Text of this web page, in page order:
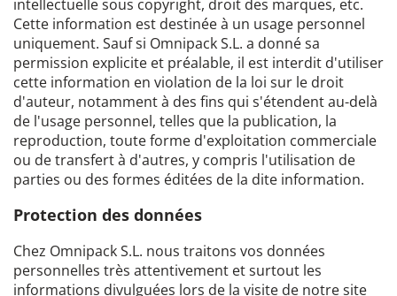
intellectuelle sous copyright, droit des marques, etc.
Cette information est destinée à un usage personnel
uniquement. Sauf si Omnipack S.L. a donné sa
permission explicite et préalable, il est interdit d'utiliser
cette information en violation de la loi sur le droit
d'auteur, notamment à des fins qui s'étendent au-delà
de l'usage personnel, telles que la publication, la
reproduction, toute forme d'exploitation commerciale
ou de transfert à d'autres, y compris l'utilisation de
parties ou des formes éditées de la dite information.
Protection des données
Chez Omnipack S.L. nous traitons vos données
personnelles très attentivement et surtout les
informations divulguées lors de la visite de notre site